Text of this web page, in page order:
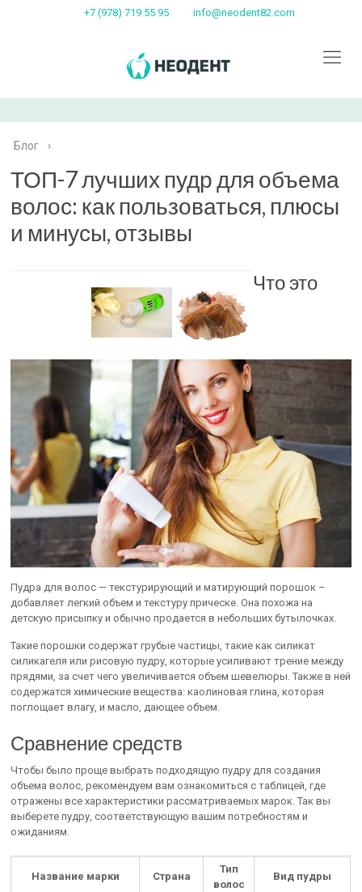
+7 (978) 719 55 95 info@neodent82.com
Блог ›
ТОП-7 лучших пудр для объема
волос: как пользоваться, плюсы
и минусы, отзывы
Что это
Пудра для волос — текстурирующий и матирующий порошок –
добавляет легкий объем и текстуру прическе. Она похожа на
детскую присыпку и обычно продается в небольших бутылочках.
Такие порошки содержат грубые частицы, такие как силикат
силикагеля или рисовую пудру, которые усиливают трение между
прядями, за счет чего увеличивается объем шевелюры. Также в ней
содержатся химические вещества: каолиновая глина, которая
поглощает влагу, и масло, дающее объем.
Сравнение средств
Чтобы было проще выбрать подходящую пудру для создания
объема волос, рекомендуем вам ознакомиться с таблицей, где
отражены все характеристики рассматриваемых марок. Так вы
выберете пудру, соответствующую вашим потребностям и
ожиданиям.
Название марки Страна
Тип
волос
Вид пудры